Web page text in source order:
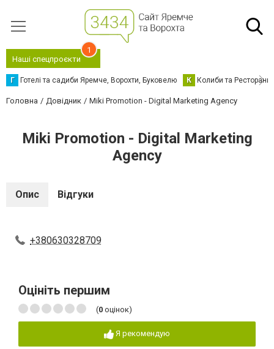
Наші спецпроєкти
1
Г Готелі та садиби Яремче, Ворохти, Буковелю К Колиби та Ресторани
Головна Довідник Miki Promotion - Digital Marketing Agency
Miki Promotion - Digital Marketing
Agency
Опис Відгуки
+380630328709
Оцініть першим
(0 оцінок)
Я рекомендую